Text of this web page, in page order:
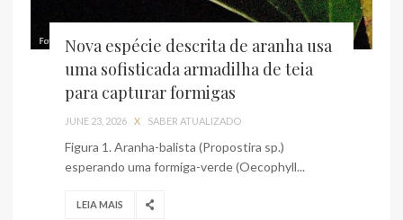
Nova espécie descrita de aranha usa
uma sofisticada armadilha de teia
para capturar formigas
JUNE 23, 2026 X SABER ATUALIZADO
Figura 1. Aranha-balista (Propostira sp.)
esperando uma formiga-verde (Oecophyll...
LEIA MAIS